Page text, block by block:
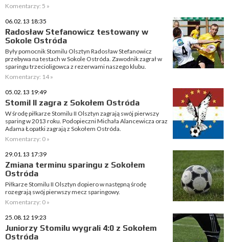
Komentarzy: 5 »
06.02.13 18:35
Radosław Stefanowicz testowany w
Sokole Ostróda
Były pomocnik Stomilu Olsztyn Radosław Stefanowicz
przebywa na testach w Sokole Ostróda. Zawodnik zagrał w
sparingu trzecioligowca z rezerwami naszego klubu.
Komentarzy: 14 »
05.02.13 19:49
Stomil II zagra z Sokołem Ostróda
W środę piłkarze Stomilu II Olsztyn zagrają swój pierwszy
sparing w 2013 roku. Podopieczni Michała Alancewicza oraz
Adama Łopatki zagrają z Sokołem Ostróda.
Komentarzy: 0 »
29.01.13 17:39
Zmiana terminu sparingu z Sokołem
Ostróda
Piłkarze Stomilu II Olsztyn dopiero w następną środę
rozegrają swój pierwszy mecz sparingowy.
Komentarzy: 0 »
25.08.12 19:23
Juniorzy Stomilu wygrali 4:0 z Sokołem
Ostróda